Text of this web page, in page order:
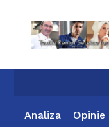
ContentAnaliza Opinie